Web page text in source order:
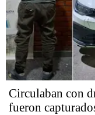
Circulaban con
fueron